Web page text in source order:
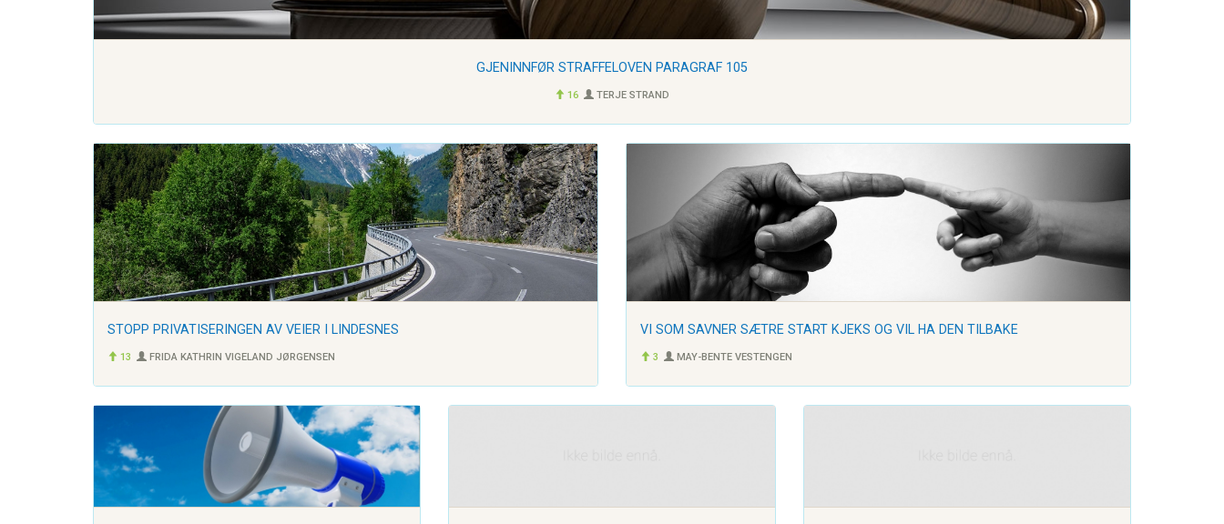
GJENINNFØR STRAFFELOVEN PARAGRAF 105
16 TERJE STRAND
STOPP PRIVATISERINGEN AV VEIER I LINDESNES
13 FRIDA KATHRIN VIGELAND JØRGENSEN
VI SOM SAVNER SÆTRE START KJEKS OG VIL HA DEN TILBAKE
3 MAY-BENTE VESTENGEN